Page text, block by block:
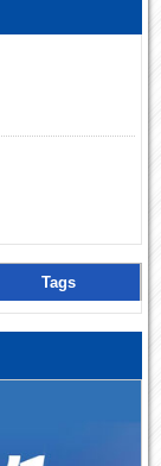
Tags